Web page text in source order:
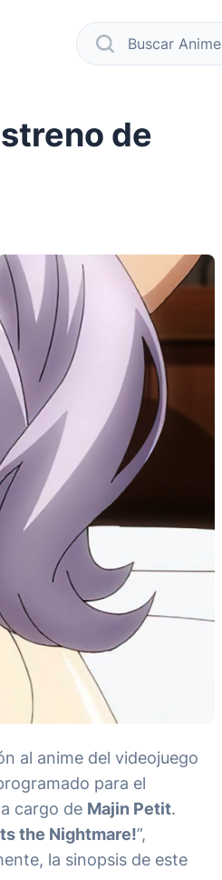
buscar ahora
de
al anime del videojuego
para el
cargo de Majin Petit.
the Nightmare!”,
la sinopsis de este